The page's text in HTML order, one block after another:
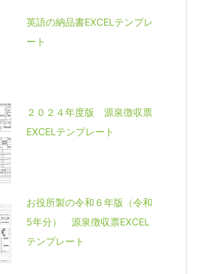
英語の納品書EXCELテンプレ
ート
２０２４年度版 源泉徴収票
EXCELテンプレート
お役所製の令和６年版（令和
5年分） 源泉徴収票EXCEL
テンプレート